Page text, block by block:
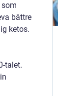
bättre
ketos.
talet.